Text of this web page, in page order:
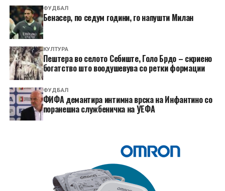
ФУДБАЛ
Бенасер, по седум години, го напушти Милан
КУЛТУРА
Пештера во селото Себиште, Голо Брдо – скриено
богатство што воодушевува со ретки формации
ФУДБАЛ
ФИФА демантира интимна врска на Инфантино со
поранешна службеничка на УЕФА